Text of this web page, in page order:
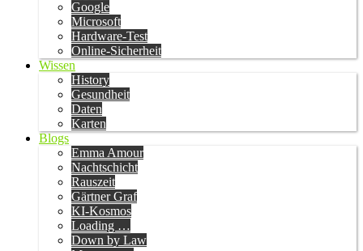
Google
Microsoft
Hardware-Test
Online-Sicherheit
Wissen
History
Gesundheit
Daten
Karten
Blogs
Emma Amour
Nachtschicht
Rauszeit
Gärtner Graf
KI-Kosmos
Loading …
Down by Law